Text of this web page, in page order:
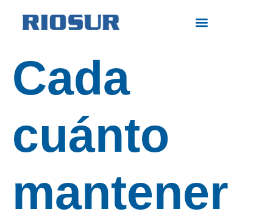
Cada
cuánto
mantener